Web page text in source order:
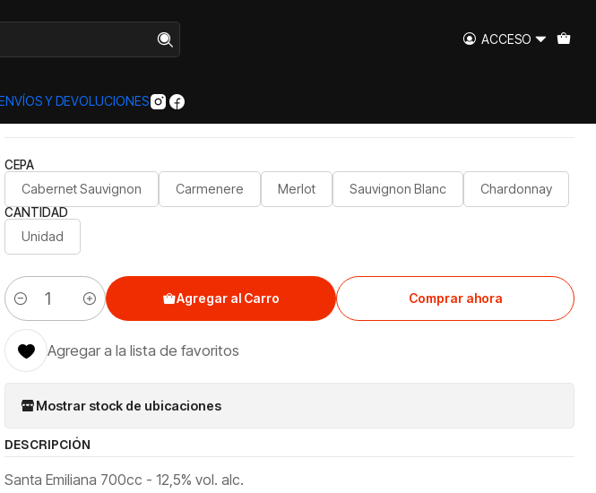
ACCESO
Y DEVOLUCIONES
Santa Emiliana 700cc
CEPA
Cabernet Sauvignon Carmenere Merlot Sauvignon Blanc Chardonnay
CANTIDAD
Unidad
Cantidad
Agregar al Carro Comprar ahora
Agregar a la lista de favoritos
Mostrar stock de ubicaciones
DESCRIPCIÓN
Santa Emiliana 700cc - 12,5% vol. alc.